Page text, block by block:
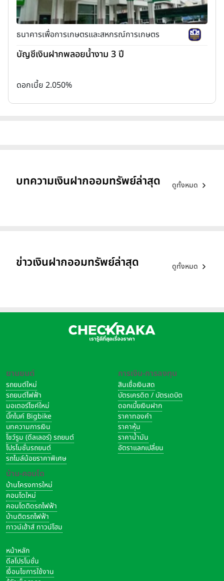
ธนาคารเพื่อการเกษตรและสหกรณ์การเกษตร
บัญชีเงินฝากพลอยน้ำงาม 3 ปี
ดอกเบี้ย 2.050%
บทความเงินฝากออมทรัพย์ล่าสุด ดูทั้งหมด
ข่าวเงินฝากออมทรัพย์ล่าสุด ดูทั้งหมด
ยานยนต์
รถยนต์ใหม่
รถยนต์ไฟฟ้า
มอเตอร์ไซค์ใหม่
บิ๊กไบค์ Bigbike
บทความการเงิน
โชว์รูม (ดีลเลอร์) รถยนต์
โปรโมชั่นรถยนต์
รถไมล์น้อยราคาพิเศษ
บ้าน-คอนโด
บ้านโครงการใหม่
คอนโดใหม่
คอนโดติดรถไฟฟ้า
บ้านติดรถไฟฟ้า
ทาวน์เฮ้าส์ ทาวน์โฮม
การเงิน-การลงทุน
สินเชื่อเงินสด
บัตรเครดิต / บัตรเดบิต
ดอกเบี้ยเงินฝาก
ราคาทองคำ
ราคาหุ้น
ราคาน้ำมัน
อัตราแลกเปลี่ยน
หน้าหลัก
ดีลโปรโมชั่น
เงื่อนไขการใช้งาน